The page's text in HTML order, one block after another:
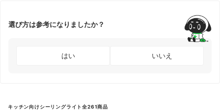
選び方は参考になりましたか？
はい いいえ
キッチン向けシーリングライト全261商品